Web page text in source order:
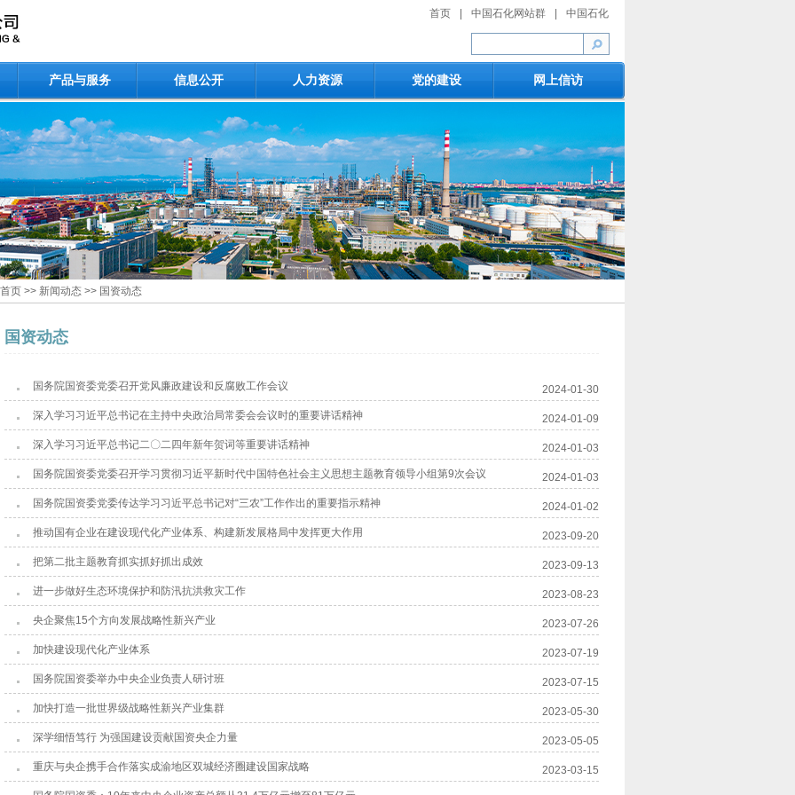
首页 中国石化网站群 中国石化
产品与服务 信息公开 人力资源 党的建设 网上信访
首页 >> 新闻动态 >> 国资动态
国资动态
国务院国资委党委召开党风廉政建设和反腐败工作会议 2024-01-30
深入学习习近平总书记在主持中央政治局常委会会议时的重要讲话精神 2024-01-09
深入学习习近平总书记二〇二四年新年贺词等重要讲话精神 2024-01-03
国务院国资委党委召开学习贯彻习近平新时代中国特色社会主义思想主题教育领导小组第9次会议 2024-01-03
国务院国资委党委传达学习习近平总书记对“三农”工作作出的重要指示精神 2024-01-02
推动国有企业在建设现代化产业体系、构建新发展格局中发挥更大作用 2023-09-20
把第二批主题教育抓实抓好抓出成效 2023-09-13
进一步做好生态环境保护和防汛抗洪救灾工作 2023-08-23
央企聚焦15个方向发展战略性新兴产业 2023-07-26
加快建设现代化产业体系 2023-07-19
国务院国资委举办中央企业负责人研讨班 2023-07-15
加快打造一批世界级战略性新兴产业集群 2023-05-30
深学细悟笃行 为强国建设贡献国资央企力量 2023-05-05
重庆与央企携手合作落实成渝地区双城经济圈建设国家战略 2023-03-15